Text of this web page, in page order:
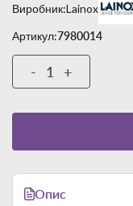
Виробник:Lainox
Артикул:7980014
- +
Опис